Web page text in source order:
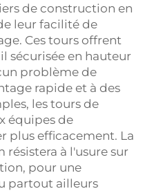
de construction en
leur facilité de
Ces tours offrent
sécurisée en hauteur
problème de
rapide et à des
les tours de
équipes de
plus efficacement. La
résistera à l'usure sur
pour une
partout ailleurs